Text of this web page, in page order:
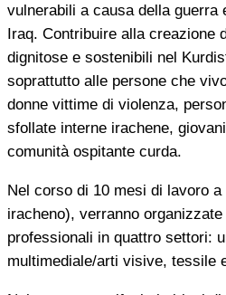
vulnerabili a causa della guerra
Iraq. Contribuire alla creazione
dignitose e sostenibili nel
soprattutto alle persone che
donne vittime di violenza,
sfollate interne irachene,
comunità ospitante curda.
Nel corso di 10 mesi di lavoro
iracheno), verranno
professionali in quattro settori:
multimediale/arti visive, tessile